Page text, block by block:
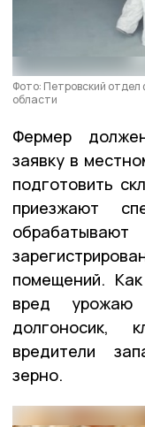
Фото: Петровский
области
Фермер
заявку в
подготовить
приезжают
помещений.
вред урожаю
долгоносик,
вредители
зерно.